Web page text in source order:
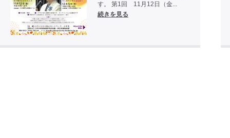
す。 第1回 11月12日（金...
続きを見る